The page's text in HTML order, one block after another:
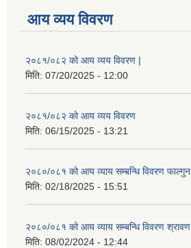
आय व्यय विवरण
२०८१/०८२ को आय व्यय विवरण |
मिति: 07/20/2025 - 12:00
२०८१/०८२ को आय व्यय विवरण
मिति: 06/15/2025 - 13:21
२०८०/०८१ को आय व्याय सम्बन्धि विवरण फाल्गुन
मिति: 02/18/2025 - 15:51
२०८०/०८१ को आय व्याय सम्बन्धि विवरण श्रावण
मिति: 08/02/2024 - 12:44